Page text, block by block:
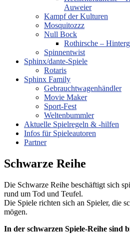
Auweier
Kampf der Kulturen
Mosquitozzz
Null Bock
Rothirsche –
Spinnentwist
Sphinx/dante-Spiele
Rotaris
Sphinx Family
Gebrauchtwagenhändler
Movie Maker
Sport-Fest
Weltenbummler
Aktuelle Spielregeln & -hilfen
Infos für Spieleautoren
Partner
Schwarze Reihe
Die Schwarze Reihe beschäftigt sich
rund um Tod und Teufel.
Die Spiele richten sich an Spieler, die
mögen.
In der schwarzen Spiele-Reihe sind